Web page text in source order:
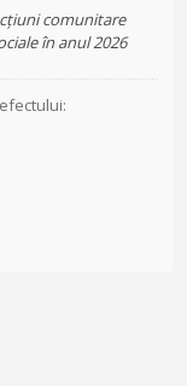
comunitare
în anul 2026
: